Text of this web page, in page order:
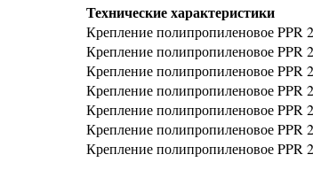
Технические характеристики
Крепление полипропиленовое PPR
Крепление полипропиленовое PPR
Крепление полипропиленовое PPR
Крепление полипропиленовое PPR
Крепление полипропиленовое
Крепление полипропиленовое PPR
Крепление полипропиленовое PPR